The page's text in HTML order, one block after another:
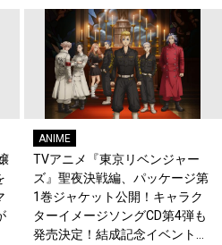
ANIME
TVアニメ『東京リベンジャー
ズ』聖夜決戦編、パッケージ第
1巻ジャケット公開！キャラク
ターイメージソングCD第4弾も
発売決定！結成記念イベント開